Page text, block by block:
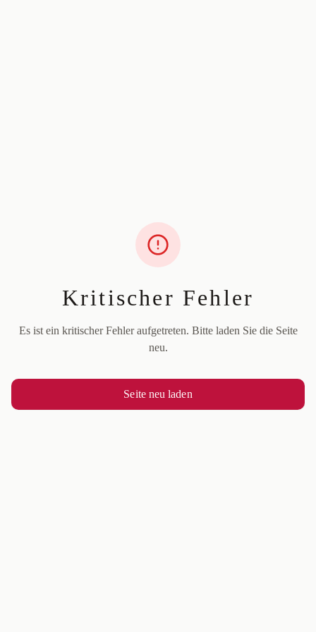
Kritischer Fehler
Es ist ein kritischer Fehler aufgetreten. Bitte laden Sie die Seite
neu.
Seite neu laden